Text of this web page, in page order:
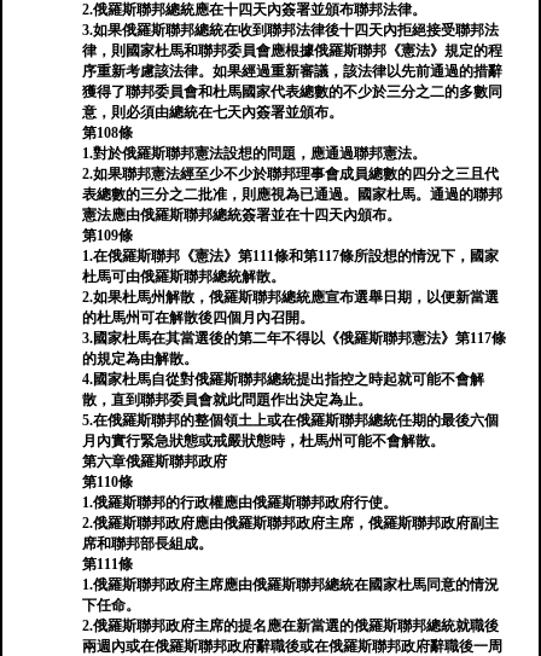
2.俄羅斯聯邦總統應在十四天內簽署並頒布聯邦法律。
3.如果俄羅斯聯邦總統在收到聯邦法律後十四天內拒絕接受聯邦法
律，則國家杜馬和聯邦委員會應根據俄羅斯聯邦《憲法》規定的程
序重新考慮該法律。如果經過重新審議，該法律以先前通過的措辭
獲得了聯邦委員會和杜馬國家代表總數的不少於三分之二的多數同
意，則必須由總統在七天內簽署並頒布。
第108條
1.對於俄羅斯聯邦憲法設想的問題，應通過聯邦憲法。
2.如果聯邦憲法經至少不少於聯邦理事會成員總數的四分之三且代
表總數的三分之二批准，則應視為已通過。國家杜馬。通過的聯邦
憲法應由俄羅斯聯邦總統簽署並在十四天內頒布。
第109條
1.在俄羅斯聯邦《憲法》第111條和第117條所設想的情況下，國家
杜馬可由俄羅斯聯邦總統解散。
2.如果杜馬州解散，俄羅斯聯邦總統應宣布選舉日期，以便新當選
的杜馬州可在解散後四個月內召開。
3.國家杜馬在其當選後的第二年不得以《俄羅斯聯邦憲法》第117條
的規定為由解散。
4.國家杜馬自從對俄羅斯聯邦總統提出指控之時起就可能不會解
散，直到聯邦委員會就此問題作出決定為止。
5.在俄羅斯聯邦的整個領土上或在俄羅斯聯邦總統任期的最後六個
月內實行緊急狀態或戒嚴狀態時，杜馬州可能不會解散。
第六章俄羅斯聯邦政府
第110條
1.俄羅斯聯邦的行政權應由俄羅斯聯邦政府行使。
2.俄羅斯聯邦政府應由俄羅斯聯邦政府主席，俄羅斯聯邦政府副主
席和聯邦部長組成。
第111條
1.俄羅斯聯邦政府主席應由俄羅斯聯邦總統在國家杜馬同意的情況
下任命。
2.俄羅斯聯邦政府主席的提名應在新當選的俄羅斯聯邦總統就職後
兩週內或在俄羅斯聯邦政府辭職後或在俄羅斯聯邦政府辭職後一周